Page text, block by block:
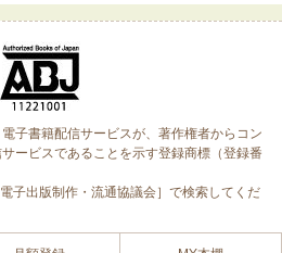
子書籍配信サービスが、著作権者からコン
ービスであることを示す登録商標（登録番
子出版制作・流通協議会］で検索してくだ